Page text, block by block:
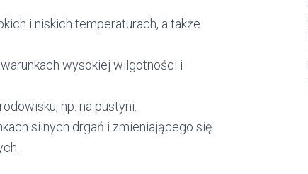
i niskich temperaturach, a także
wysokiej wilgotności i
np. na pustyni.
silnych drgań i zmieniającego się